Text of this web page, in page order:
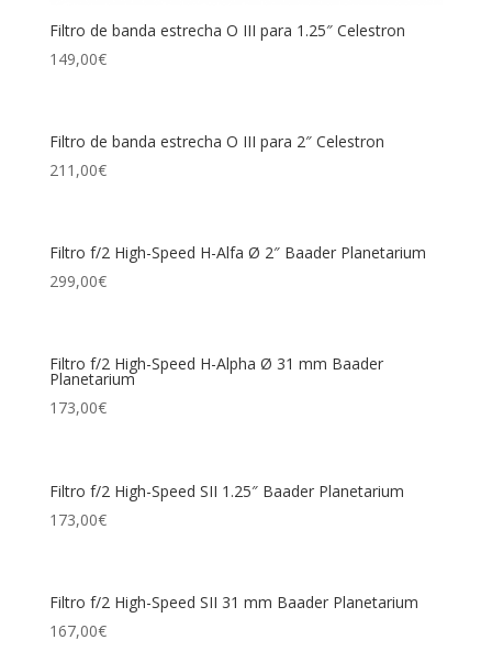
Filtro de banda estrecha O III para 1.25″ Celestron
149,00€
Filtro de banda estrecha O III para 2″ Celestron
211,00€
Filtro f/2 High-Speed H-Alfa Ø 2″ Baader Planetarium
299,00€
Filtro f/2 High-Speed H-Alpha Ø 31 mm Baader
Planetarium
173,00€
Filtro f/2 High-Speed SII 1.25″ Baader Planetarium
173,00€
Filtro f/2 High-Speed SII 31 mm Baader Planetarium
167,00€